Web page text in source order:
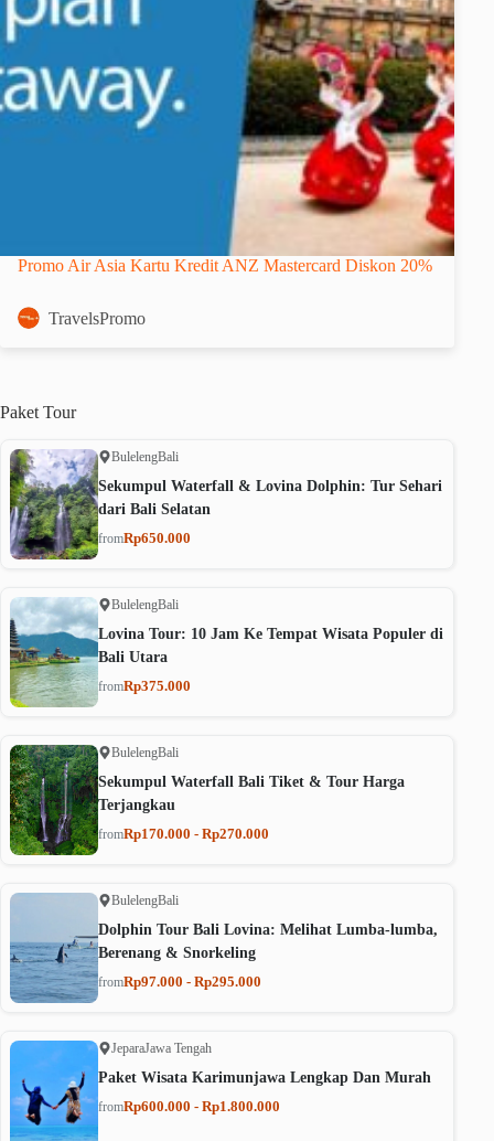
Promo Air Asia Kartu Kredit ANZ Mastercard Diskon 20%
TravelsPromo
Paket Tour
BulelengBali
Sekumpul Waterfall & Lovina Dolphin: Tur Sehari
dari Bali Selatan
fromRp650.000
BulelengBali
Lovina Tour: 10 Jam Ke Tempat Wisata Populer di
Bali Utara
fromRp375.000
BulelengBali
Sekumpul Waterfall Bali Tiket & Tour Harga
Terjangkau
fromRp170.000 - Rp270.000
BulelengBali
Dolphin Tour Bali Lovina: Melihat Lumba-lumba,
Berenang & Snorkeling
fromRp97.000 - Rp295.000
JeparaJawa Tengah
Paket Wisata Karimunjawa Lengkap Dan Murah
fromRp600.000 - Rp1.800.000